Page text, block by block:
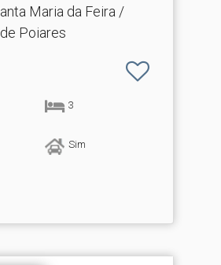
Maria da Feira /
Poiares
3
Sim